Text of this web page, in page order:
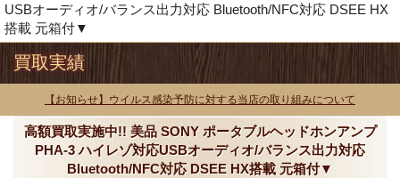
USBオーディオ/バランス出力対応 Bluetooth/NFC対応 DSEE HX
搭載 元箱付▼
買取実績
【お知らせ】ウイルス感染予防に対する当店の取り組みについて
高額買取実施中!! 美品 SONY ポータブルヘッドホンアンプ
PHA-3 ハイレゾ対応USBオーディオ/バランス出力対応
Bluetooth/NFC対応 DSEE HX搭載 元箱付▼